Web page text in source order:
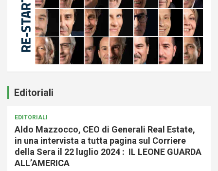
Editoriali
EDITORIALI
Aldo Mazzocco, CEO di Generali Real Estate,
in una intervista a tutta pagina sul Corriere
della Sera il 22 luglio 2024 : IL LEONE GUARDA
ALL’AMERICA